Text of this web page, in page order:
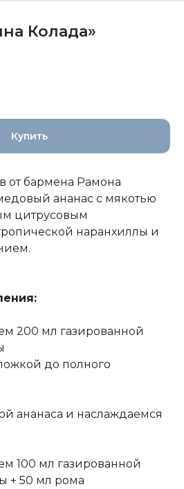
Колада»
Купить
от бармена Рамона
ананас с мякотью
цитрусовым
наранхиллы и
200 мл газированной
до полного
ананаса и наслаждаемся
100 мл газированной
+ 50 мл рома